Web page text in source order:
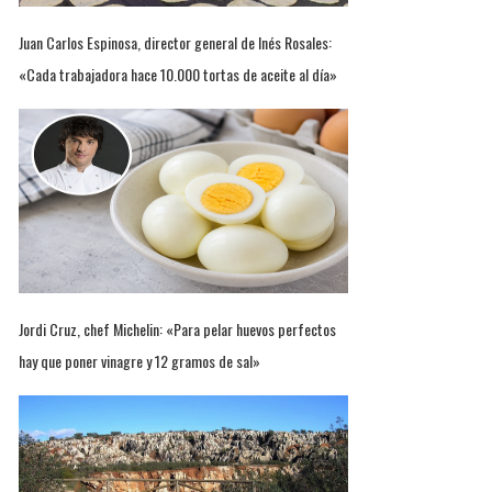
Juan Carlos Espinosa, director general de Inés Rosales:
«Cada trabajadora hace 10.000 tortas de aceite al día»
Jordi Cruz, chef Michelin: «Para pelar huevos perfectos
hay que poner vinagre y 12 gramos de sal»